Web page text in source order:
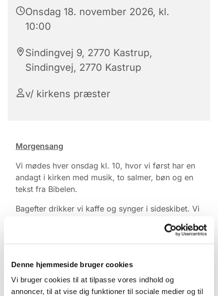
Denne hjemmeside bruger cookies
Vi bruger cookies til at tilpasse vores indhold og
annoncer, til at vise dig funktioner til sociale medier og til
Onsdag 18. november 2026, kl.
10:00
Sindingvej 9, 2770 Kastrup,
Sindingvej, 2770 Kastrup
v/ kirkens præster
Morgensang
Vi mødes hver onsdag kl. 10, hvor vi først har en
andagt i kirken med musik, to salmer, bøn og en
tekst fra Bibelen.
Bagefter drikker vi kaffe og synger i sideskibet. Vi
højskolesangbogen.
Kontakt Lene Lyngbæk tlf. 2746-4540